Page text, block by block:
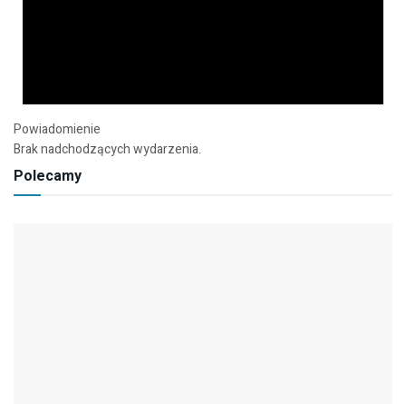
Powiadomienie
Brak nadchodzących wydarzenia.
Polecamy